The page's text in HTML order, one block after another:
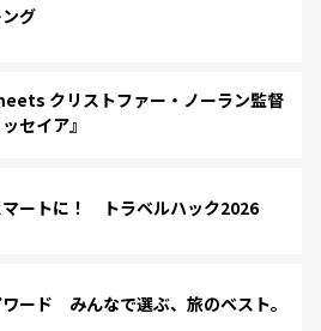
グ
クリストファー・ノーラン監督
セイア』
マートに！ トラベルハック2026
ード みんなで選ぶ、旅のベスト。